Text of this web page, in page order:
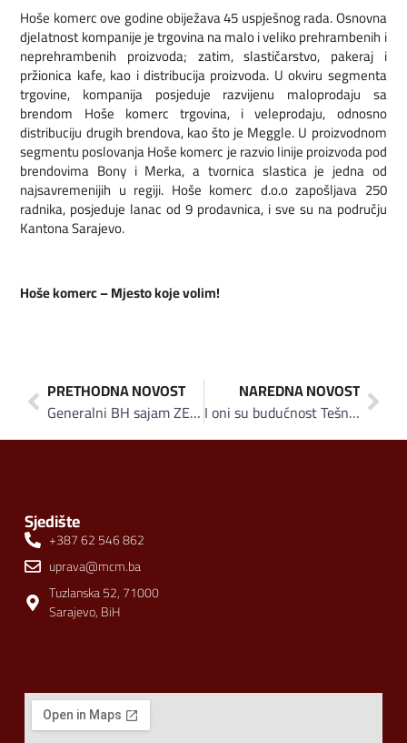
Hoše komerc ove godine obiježava 45 uspješnog rada. Osnovna
djelatnost kompanije je trgovina na malo i veliko prehrambenih i
neprehrambenih proizvoda; zatim, slastičarstvo, pakeraj i
pržionica kafe, kao i distribucija proizvoda. U okviru segmenta
trgovine, kompanija posjeduje razvijenu maloprodaju sa
brendom Hoše komerc trgovina, i veleprodaju, odnosno
distribuciju drugih brendova, kao što je Meggle. U proizvodnom
segmentu poslovanja Hoše komerc je razvio linije proizvoda pod
brendovima Bony i Merka, a tvornica slastica je jedna od
najsavremenijih u regiji. Hoše komerc d.o.o zapošljava 250
radnika, posjeduje lanac od 9 prodavnica, i sve su na području
Kantona Sarajevo.
Hoše komerc – Mjesto koje volim!
PRETHODNA NOVOST
Generalni BH sajam ZEPS 2024: Mjesec dana prije početka sajma popunjenost 80 posto
NAREDNA NOVOST
I oni su budućnost Tešnja Haris Smajlhodžić vlasnik i pokretač kompanije BEDS doo:„U Tešnju podržavamo jedni druge, a jedini cilj je uspjeh“
Sjedište
+387 62 546 862
uprava@mcm.ba
Tuzlanska 52, 71000
Sarajevo, BiH